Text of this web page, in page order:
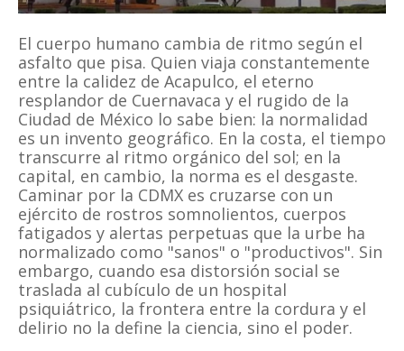
El cuerpo humano cambia de ritmo según el
asfalto que pisa. Quien viaja constantemente
entre la calidez de Acapulco, el eterno
resplandor de Cuernavaca y el rugido de la
Ciudad de México lo sabe bien: la normalidad
es un invento geográfico. En la costa, el tiempo
transcurre al ritmo orgánico del sol; en la
capital, en cambio, la norma es el desgaste.
Caminar por la CDMX es cruzarse con un
ejército de rostros somnolientos, cuerpos
fatigados y alertas perpetuas que la urbe ha
normalizado como "sanos" o "productivos". Sin
embargo, cuando esa distorsión social se
traslada al cubículo de un hospital
psiquiátrico, la frontera entre la cordura y el
delirio no la define la ciencia, sino el poder.